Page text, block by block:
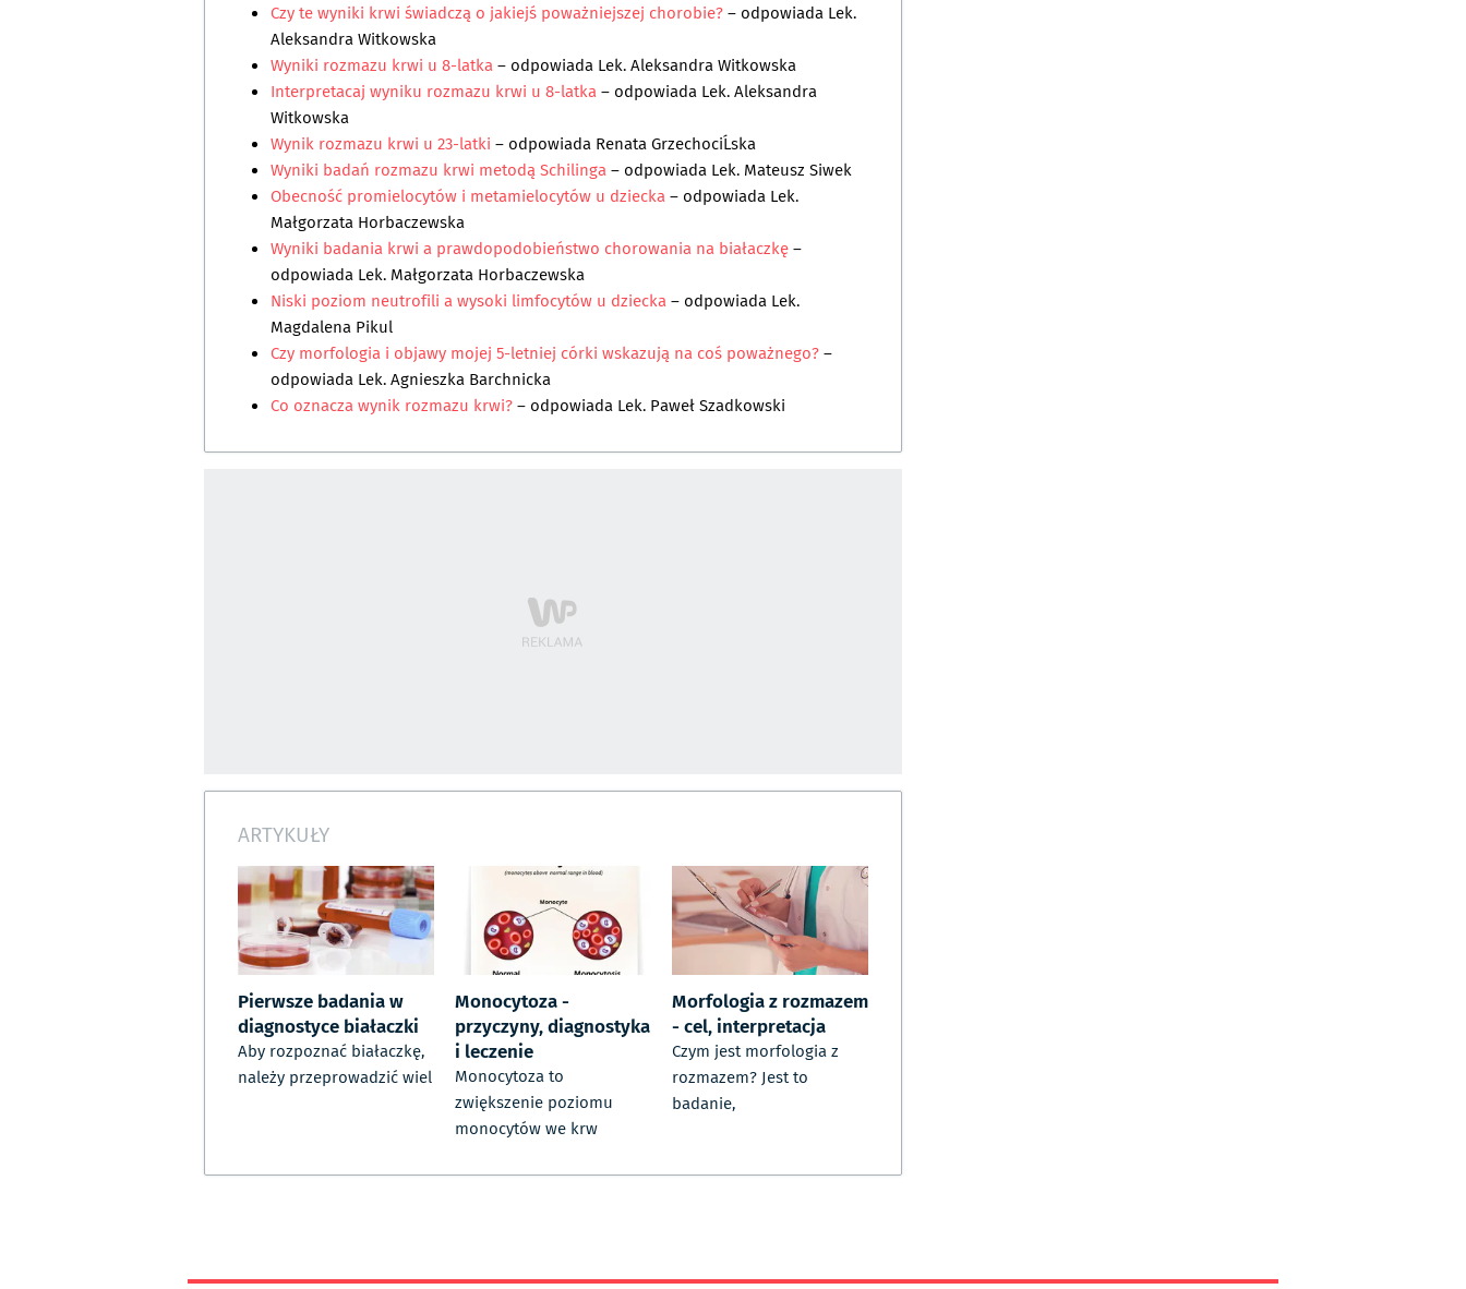
Czy te wyniki krwi świadczą o jakiejś poważniejszej chorobie?– odpowiada Lek.
Aleksandra Witkowska
Wyniki rozmazu krwi u 8-latka– odpowiada Lek. Aleksandra Witkowska
Interpretacaj wyniku rozmazu krwi u 8-latka– odpowiada Lek. Aleksandra
Witkowska
Wynik rozmazu krwi u 23-latki – odpowiada Renata GrzechociĹska
Wyniki badań rozmazu krwi metodą Schilinga– odpowiada Lek. Mateusz Siwek
Obecność promielocytów i metamielocytów u dziecka– odpowiada Lek.
Małgorzata Horbaczewska
Wyniki badania krwi a prawdopodobieństwo chorowania na białaczkę–
odpowiada Lek. Małgorzata Horbaczewska
Niski poziom neutrofili a wysoki limfocytów u dziecka– odpowiada Lek.
Magdalena Pikul
Czy morfologia i objawy mojej 5-letniej córki wskazują na coś poważnego?–
odpowiada Lek. Agnieszka Barchnicka
Co oznacza wynik rozmazu krwi?– odpowiada Lek. Paweł Szadkowski
ARTYKUŁY
Pierwsze badania w
diagnostyce białaczki
Aby rozpoznać białaczkę,
należy przeprowadzić wiel
Monocytoza -
przyczyny, diagnostyka
i leczenie
Monocytoza to
zwiększenie poziomu
monocytów we krw
Morfologia z rozmazem
- cel, interpretacja
Czym jest morfologia z
rozmazem? Jest to
badanie,